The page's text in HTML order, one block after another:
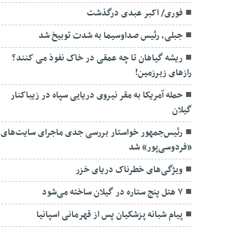
فوری/ اکبر عبدی درگذشت
جبلی، رئیس صداوسیما به شدت توبیخ شد
ریشه گیاهان تا چه عمقی در خاک نفوذ می کنند؟
رازهای زیرزمین!
حمله آمریکا به مقر نیروی دریایی سپاه در زیباکنار
گیلان
رئیس‌جمهور خواستار بررسی جدی ماجرای سایت‌های
«فردوسی‌پور» شد
ویژگی‌های خطرناک دریای خزر
۷ هتل پنج ستاره در گیلان ساخته می‌شود
پیام شبانه پزشکیان پس از قهرمانی اسپانیا